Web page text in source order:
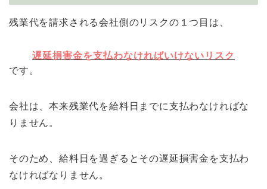
残業代を請求される会社側のリスクの１つ目は、
遅延損害金を支払わなければいけないリスク
です。
会社は、本来残業代を給料日までに支払わなければな
りません。
そのため、給料日を過ぎるとその遅延損害金を支払わ
なければなりません。